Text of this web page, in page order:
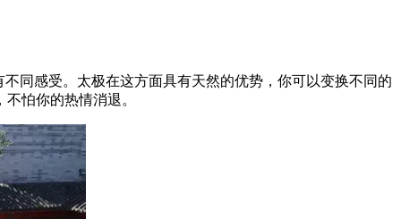
感受。太极在这方面具有天然的优势，你可以变换不同的
怕你的热情消退。